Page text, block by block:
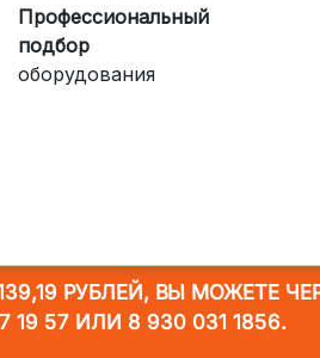
Профессиональный
подбор
оборудования
РУБЛЕЙ, ВЫ МОЖЕТЕ
19 57ИЛИ 8 930 031 1856.